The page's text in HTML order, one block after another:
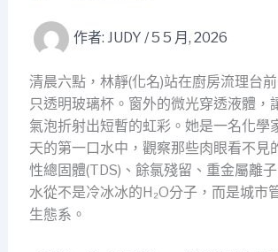
作者: JUDY /5 5 月, 2026
清晨六點，林靜(化名)站在廚房流理台
只透明玻璃杯。窗外的微光穿透液體，
氣泡折射出短暫的虹彩。她是一名化學
天的第一口水中，觀察那些肉眼看不
性總固體(TDS)、餘氯殘留、重金屬離
水從不是冷冰冰的H₂O分子，而是城市
生態系。